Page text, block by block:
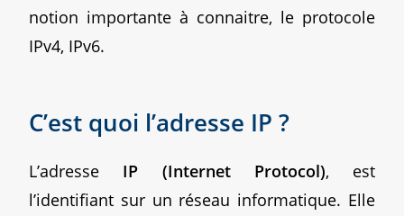
notion importante à connaitre, le protocole
IPv4, IPv6.
C’est quoi l’adresse IP ?
L’adresse IP (Internet Protocol), est
l’identifiant sur un réseau informatique. Elle